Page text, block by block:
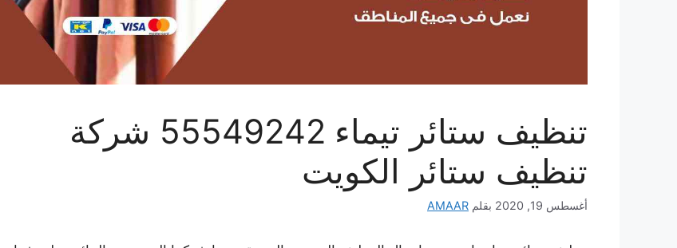
تنظيف ستائر تيماء 55549242 شركة
تنظيف ستائر الكويت
أغسطس 19, 2020 بقلم AMAAR